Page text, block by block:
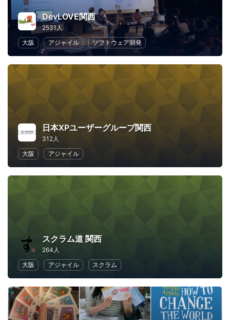
DevLOVE関西
2531人
大阪
アジャイル ソフトウェア開発
日本XPユーザーグループ関西
312人
大阪
アジャイル
スクラム道 関西
264人
大阪
アジャイル スクラム